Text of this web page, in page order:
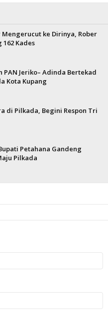
Mengerucut ke Dirinya, Rober
Kades
PAN Jeriko– Adinda Bertekad
Kota Kupang
di Pilkada, Begini Respon Tri
Petahana Gandeng
Pilkada